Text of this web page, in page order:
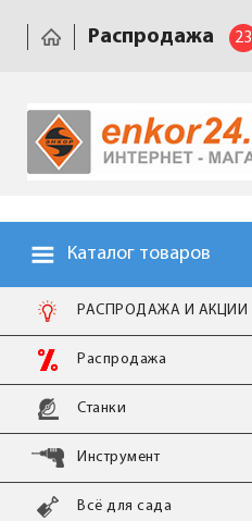
Распродажа 23
Каталог товаров
РАСПРОДАЖА И АКЦИИ
Распродажа
Станки
Инструмент
Всё для сада